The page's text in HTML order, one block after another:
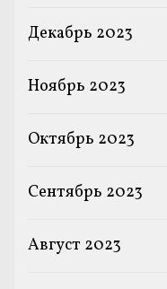
Декабрь 2023
Ноябрь 2023
Октябрь 2023
Сентябрь 2023
Август 2023